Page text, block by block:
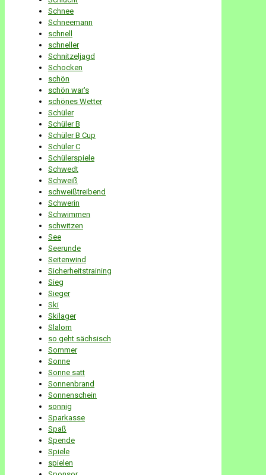
Schnee
Schneemann
schnell
schneller
Schnitzeljagd
Schocken
schön
schön war's
schönes Wetter
Schüler
Schüler B
Schüler B Cup
Schüler C
Schülerspiele
Schwedt
Schweiß
schweißtreibend
Schwerin
Schwimmen
schwitzen
See
Seerunde
Seitenwind
Sicherheitstraining
Sieg
Sieger
Ski
Skilager
Slalom
so geht sächsisch
Sommer
Sonne
Sonne satt
Sonnenbrand
Sonnenschein
sonnig
Sparkasse
Spaß
Spende
Spiele
spielen